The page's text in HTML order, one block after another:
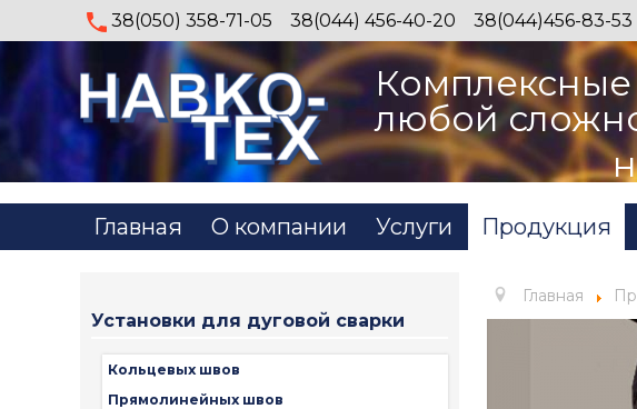
38(050) 358-71-05 38(044) 456-40-20 38(044)456-83-53
любой
Главная О компании Услуги Продукция
Установки для дуговой сварки
Кольцевых швов
Прямолинейных швов
Главная